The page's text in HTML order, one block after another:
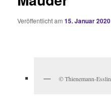
Veröffentlicht am15. Januar 2020
© Thienemann-